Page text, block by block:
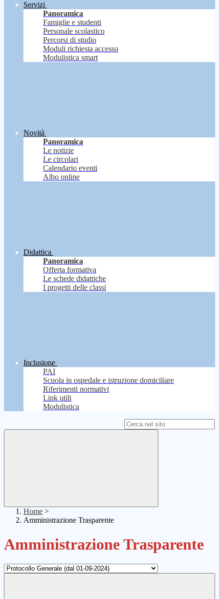
Servizi
Panoramica
Famiglie e studenti
Personale scolastico
Percorsi di studio
Moduli richiesta accesso
Modulistica smart
Novità
Panoramica
Le notizie
Le circolari
Calendario eventi
Albo online
Didattica
Panoramica
Offerta formativa
Le schede didattiche
I progetti delle classi
Inclusione
PAI
Scuola in ospedale e istruzione domiciliare
Riferimenti normativi
Link utili
Modulistica
Home >
Amministrazione Trasparente
Amministrazione Trasparente